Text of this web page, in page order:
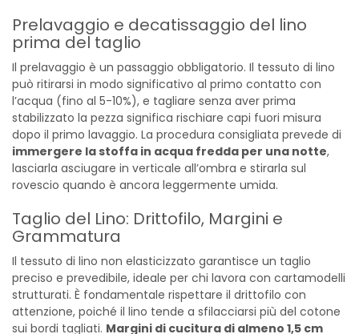
Prelavaggio e decatissaggio del lino
prima del taglio
Il prelavaggio è un passaggio obbligatorio. Il tessuto di lino
può ritirarsi in modo significativo al primo contatto con
l’acqua (fino al 5-10%), e tagliare senza aver prima
stabilizzato la pezza significa rischiare capi fuori misura
dopo il primo lavaggio. La procedura consigliata prevede di
immergere la stoffa in acqua fredda per una notte,
lasciarla asciugare in verticale all’ombra e stirarla sul
rovescio quando è ancora leggermente umida.
Taglio del Lino: Drittofilo, Margini e
Grammatura
Il tessuto di lino non elasticizzato garantisce un taglio
preciso e prevedibile, ideale per chi lavora con cartamodelli
strutturati. È fondamentale rispettare il drittofilo con
attenzione, poiché il lino tende a sfilacciarsi più del cotone
sui bordi tagliati. Margini di cucitura di almeno 1,5 cm